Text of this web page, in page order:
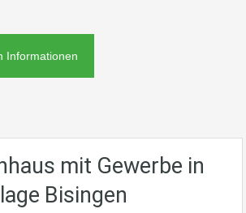
Informationen
mit Gewerbe in
Bisingen